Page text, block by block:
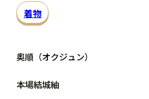
着物
奥順（オクジュン）
本場結城紬